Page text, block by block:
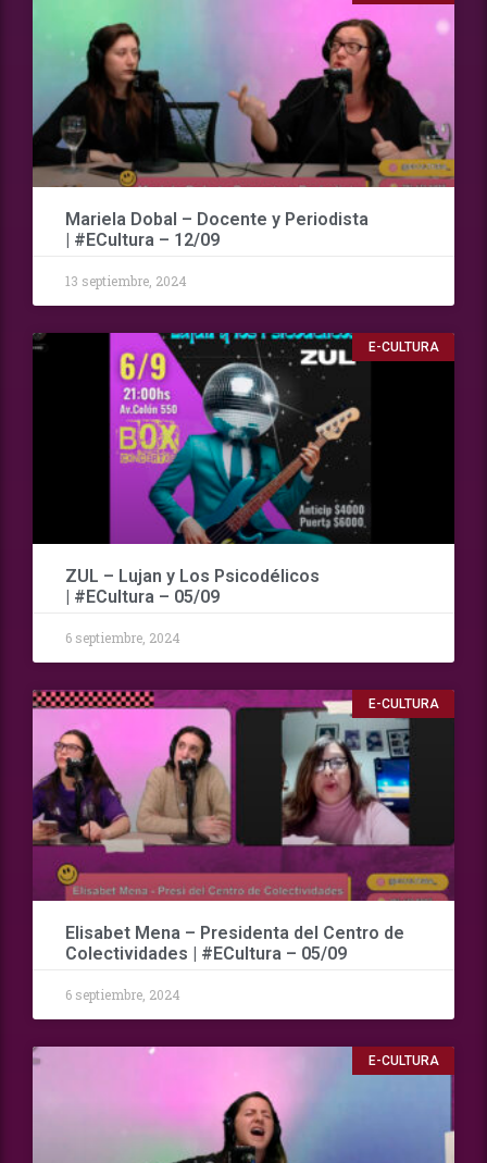
Mariela Dobal – Docente y Periodista
| #ECultura – 12/09
13 septiembre, 2024
E-CULTURA
ZUL – Lujan y Los Psicodélicos
| #ECultura – 05/09
6 septiembre, 2024
E-CULTURA
Elisabet Mena – Presidenta del Centro de
Colectividades | #ECultura – 05/09
6 septiembre, 2024
E-CULTURA